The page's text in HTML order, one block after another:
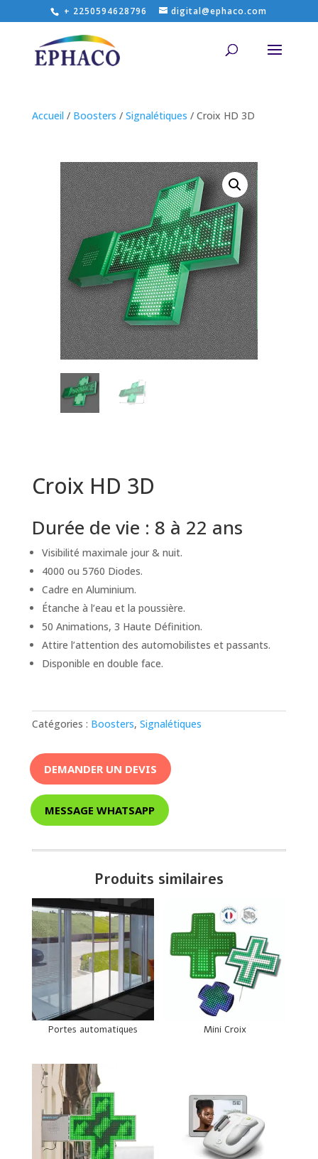
+ 2250594628796 digital@ephaco.com
Accueil / Boosters / Signalétiques / Croix HD 3D
Croix HD 3D
Durée de vie : 8 à 22 ans
Visibilité maximale jour & nuit.
4000 ou 5760 Diodes.
Cadre en Aluminium.
Étanche à l’eau et la poussière.
50 Animations, 3 Haute Définition.
Attire l’attention des automobilistes et passants.
Disponible en double face.
Catégories : Boosters, Signalétiques
DEMANDER UN DEVIS
MESSAGE WHATSAPP
Produits similaires
Portes automatiques Mini Croix